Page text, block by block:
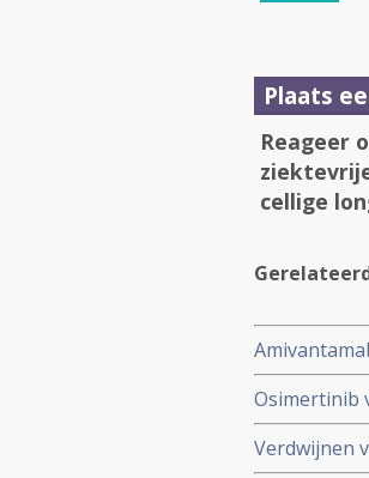
Plaats
Reageer
cellige
vergelijking
niet
Osimertinib
gevorderde
maar
Verdwijnen